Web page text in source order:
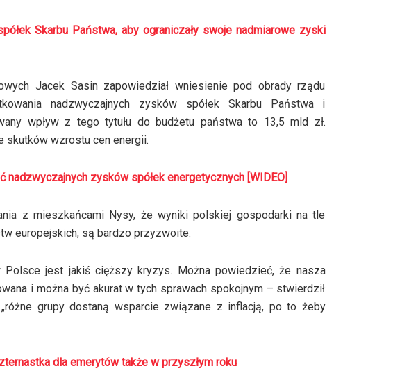
Skarbu Państwa, aby ograniczały swoje nadmiarowe zyski
Jacek Sasin zapowiedział wniesienie pod obrady rządu
nadzwyczajnych zysków spółek Skarbu Państwa i
wpływ z tego tytułu do budżetu państwa to 13,5 mld zł.
skutków wzrostu cen energii.
zysków spółek energetycznych [WIDEO]
z mieszkańcami Nysy, że wyniki polskiej gospodarki na tle
europejskich, są bardzo przyzwoite.
jest jakiś cięższy kryzys. Można powiedzieć, że nasza
i można być akurat w tych sprawach spokojnym – stwierdził
grupy dostaną wsparcie związane z inflacją, po to żeby
dla emerytów także w przyszłym roku